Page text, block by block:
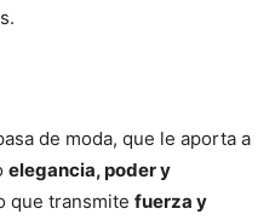
de moda, que le aporta a
elegancia, poder y
que transmite fuerza y